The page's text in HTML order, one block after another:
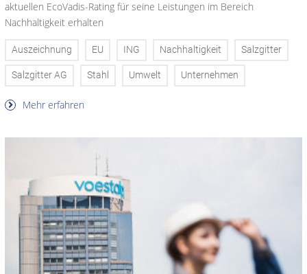
aktuellen EcoVadis-Rating für seine Leistungen im Bereich
Nachhaltigkeit erhalten
Auszeichnung EU ING Nachhaltigkeit Salzgitter
Salzgitter AG Stahl Umwelt Unternehmen
Mehr erfahren